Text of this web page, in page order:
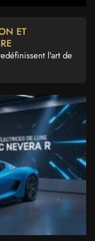
ET
l'art de